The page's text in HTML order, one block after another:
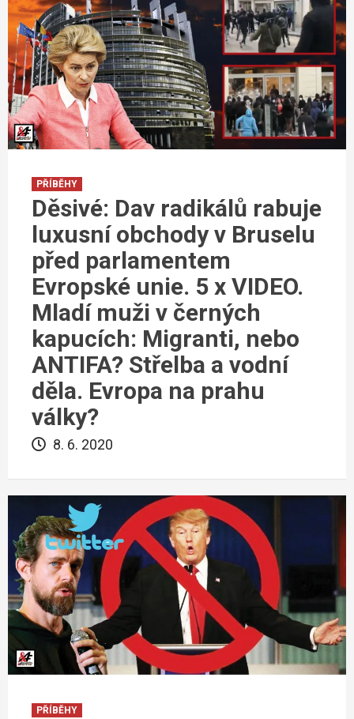
PŘÍBĚHY
Děsivé: Dav radikálů rabuje
luxusní obchody v Bruselu
před parlamentem
Evropské unie. 5 x VIDEO.
Mladí muži v černých
kapucích: Migranti, nebo
ANTIFA? Střelba a vodní
děla. Evropa na prahu
války?
8. 6. 2020
PŘÍBĚHY